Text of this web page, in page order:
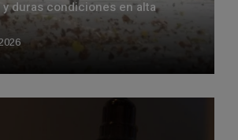
duras condiciones en alta